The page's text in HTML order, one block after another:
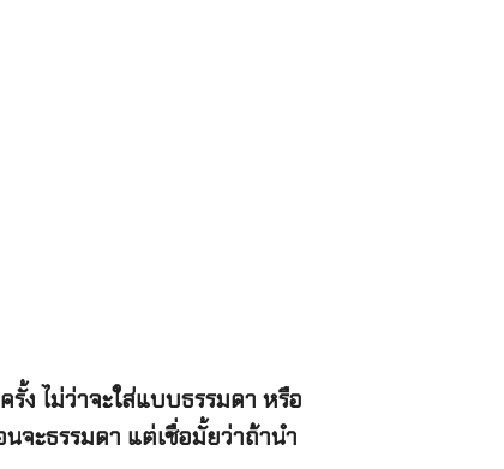
ง ไม่ว่าจะใส่แบบธรรมดา หรือ
ะธรรมดา แต่เชื่อมั้ยว่าถ้านำ